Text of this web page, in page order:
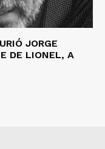
JORGE
DE LIONEL, A